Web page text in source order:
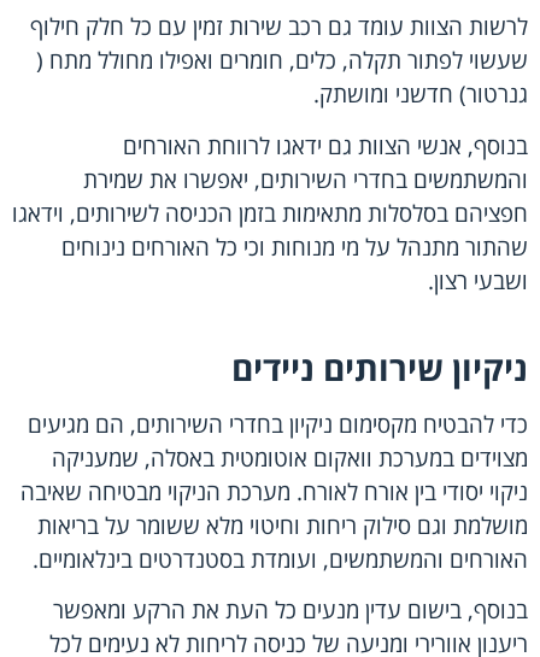
לרשות הצוות עומד גם רכב שירות זמין עם כל חלק חילוף
שעשוי לפתור תקלה, כלים, חומרים ואפילו מחולל מתח (
גנרטור) חדשני ומושתק.
בנוסף, אנשי הצוות גם ידאגו לרווחת האורחים
והמשתמשים בחדרי השירותים, יאפשרו את שמירת
חפציהם בסלסלות מתאימות בזמן הכניסה לשירותים, וידאגו
שהתור מתנהל על מי מנוחות וכי כל האורחים נינוחים
ושבעי רצון.
ניקיון שירותים ניידים
כדי להבטיח מקסימום ניקיון בחדרי השירותים, הם מגיעים
מצוידים במערכת וואקום אוטומטית באסלה, שמעניקה
ניקוי יסודי בין אורח לאורח. מערכת הניקוי מבטיחה שאיבה
מושלמת וגם סילוק ריחות וחיטוי מלא ששומר על בריאות
האורחים והמשתמשים, ועומדת בסטנדרטים בינלאומיים.
בנוסף, בישום עדין מנעים כל העת את הרקע ומאפשר
ריענון אוורירי ומניעה של כניסה לריחות לא נעימים לכל